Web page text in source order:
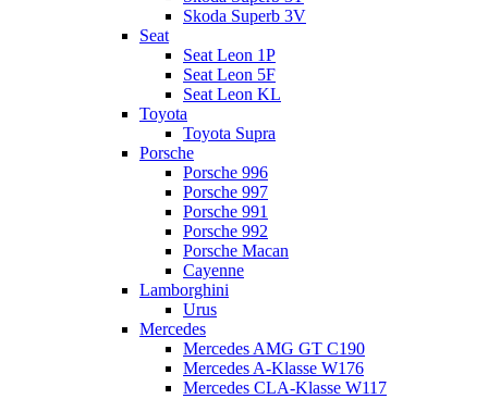
Skoda Superb 3V
Seat
Seat Leon 1P
Seat Leon 5F
Seat Leon KL
Toyota
Toyota Supra
Porsche
Porsche 996
Porsche 997
Porsche 991
Porsche 992
Porsche Macan
Cayenne
Lamborghini
Urus
Mercedes
Mercedes AMG GT C190
Mercedes A-Klasse W176
Mercedes CLA-Klasse W117